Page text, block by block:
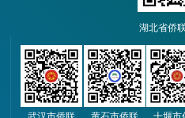
湖北省侨